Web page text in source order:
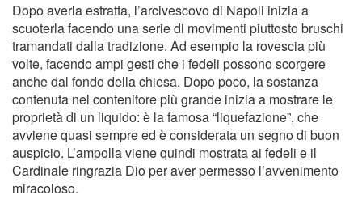
Dopo averla estratta, l’arcivescovo di Napoli inizia a
scuoterla facendo una serie di movimenti piuttosto bruschi
tramandati dalla tradizione. Ad esempio la rovescia più
volte, facendo ampi gesti che i fedeli possono scorgere
anche dal fondo della chiesa. Dopo poco, la sostanza
contenuta nel contenitore più grande inizia a mostrare le
proprietà di un liquido: è la famosa “liquefazione”, che
avviene quasi sempre ed è considerata un segno di buon
auspicio. L’ampolla viene quindi mostrata ai fedeli e il
Cardinale ringrazia Dio per aver permesso l’avvenimento
miracoloso.